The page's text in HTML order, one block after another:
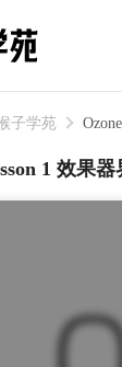
子学苑
1 效果